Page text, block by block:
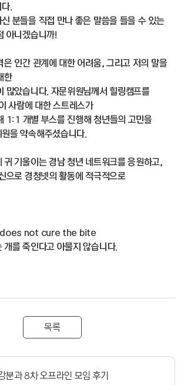
.
분들을 직접 만나 좋은 말씀을 들을 수 있는
아니겠습니까!
은 인간 관계에 대한 어려움, 그리고 저의 말을
한
많았습니다. 자문위원님께서 힐링캠프를
사람에 대한 스트레스가
1:1 개별 부스를 진행해 청년들의 고민을
을 약속해주셨습니다.
귀 기울이는 경남 청년 네트워크를 응원하고,
으로 경청넷의 활동에 적극적으로
not cure the bite
개를 죽인다고 아물지 않습니다.
목록
분과 8차 오프라인 모임 후기